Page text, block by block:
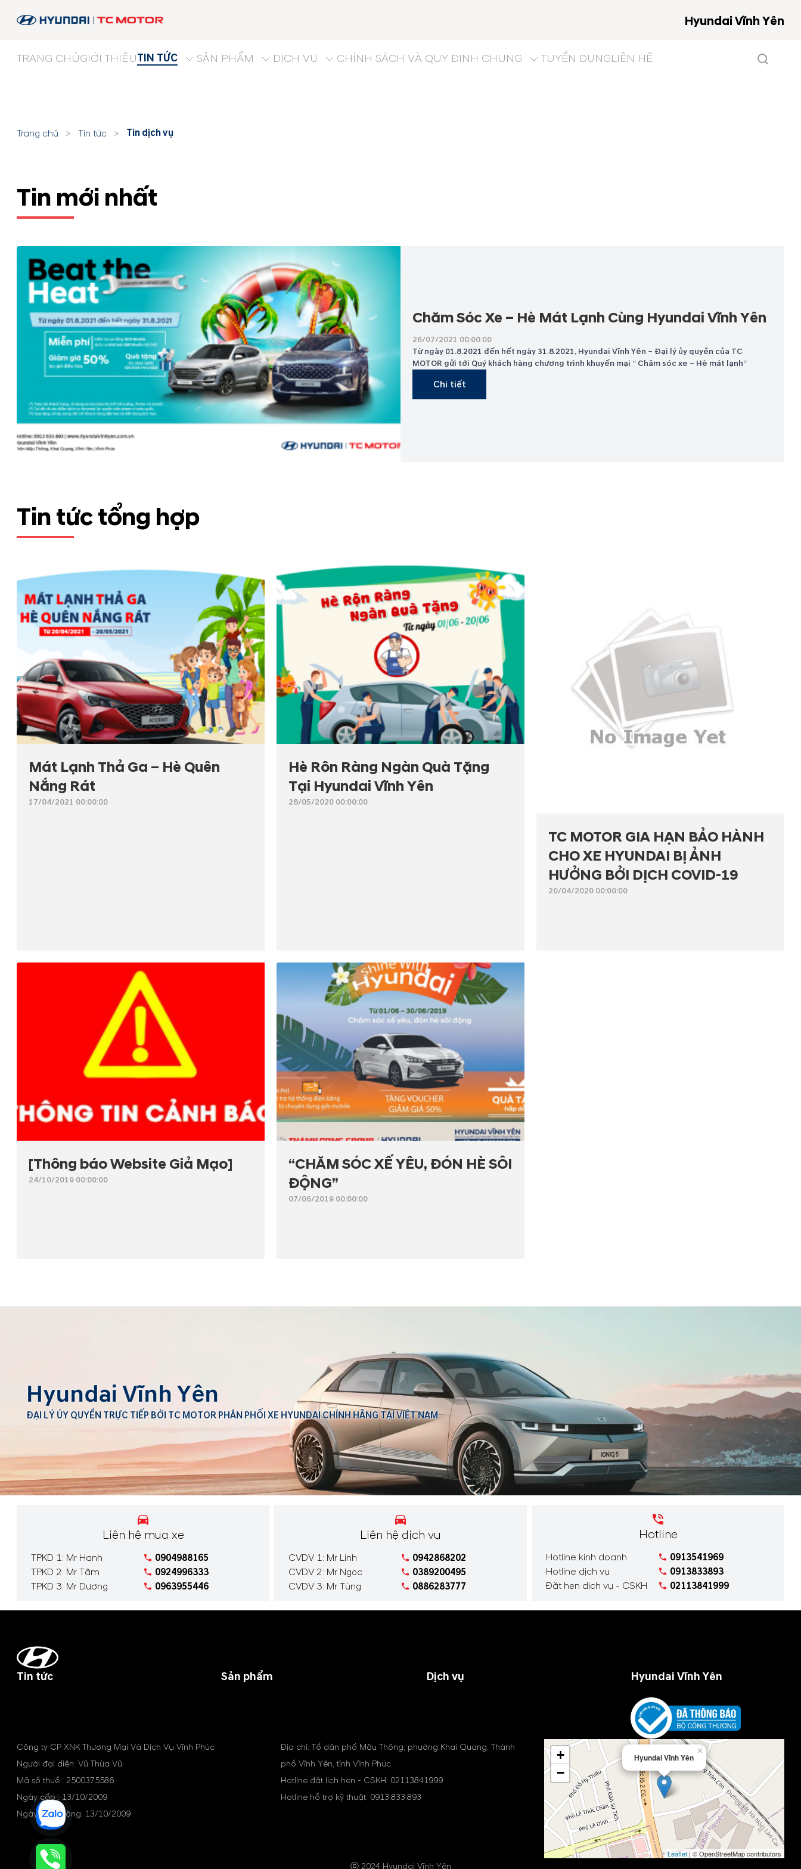
Hyundai Vĩnh Yên
TRANG CHỦGIỚI THIỆUTIN TỨC SẢN PHẨM DỊCH VỤ CHÍNH SÁCH VÀ QUY ĐINH CHUNG TUYỂN DỤNGLIÊN HỆ
Trang chủ > Tin tức > Tin dịch vụ
Tin mới nhất
Chăm Sóc Xe – Hè Mát Lạnh Cùng Hyundai Vĩnh Yên
26/07/2021 00:00:00
Từ ngày 01.8.2021 đến hết ngày 31.8.2021, Hyundai Vĩnh Yên – Đại lý ủy quyền của TC
MOTOR gửi tới Quý khách hàng chương trình khuyến mại “ Chăm sóc xe – Hè mát lạnh“
Chi tiết
Tin tức tổng hợp
Mát Lạnh Thả Ga – Hè Quên
Nắng Rát
17/04/2021 00:00:00
Hè Rôn Ràng Ngàn Quà Tặng
Tại Hyundai Vĩnh Yên
28/05/2020 00:00:00
TC MOTOR GIA HẠN BẢO HÀNH
CHO XE HYUNDAI BỊ ẢNH
HƯỞNG BỞI DỊCH COVID-19
20/04/2020 00:00:00
[Thông báo Website Giả Mạo]
24/10/2019 00:00:00
“CHĂM SÓC XẾ YÊU, ĐÓN HÈ SÔI
ĐỘNG”
07/06/2019 00:00:00
Hyundai Vĩnh Yên
ĐẠI LÝ ỦY QUYỀN TRỰC TIẾP BỞI TC MOTOR PHÂN PHỐI XE HYUNDAI CHÍNH HÃNG TẠI VIỆT NAM
Liên hệ mua xe
TPKD 1: Mr Hanh
TPKD 2: Mr Tâm
TPKD 3: Mr Dương
0904988165
0924996333
0963955446
Liên hệ dịch vụ
CVDV 1: Mr Linh
CVDV 2: Mr Ngọc
CVDV 3: Mr Tùng
0942868202
0389200495
0886283777
Hotline
Hotline kinh doanh
Hotline dịch vụ
Đặt hẹn dịch vụ - CSKH
0913541969
0913833893
02113841999
Tin tức Sản phẩm Dịch vụ Hyundai Vĩnh Yên
Công ty CP XNK Thương Mại Và Dịch Vụ Vĩnh Phúc
Người đại diện: Vũ Thừa Vũ
Mã số thuế : 2500375586
Ngày cấp : 13/10/2009
Ngày hoạt động: 13/10/2009
Địa chỉ: Tổ dân phố Mậu Thông, phường Khai Quang, Thành
phố Vĩnh Yên, tỉnh Vĩnh Phúc
Hotline đặt lịch hẹn - CSKH: 02113841999
Hotline hỗ trợ kỹ thuật: 0913.833.893
Hyundai Vĩnh Yên
×
+
−
Leaflet| © OpenStreetMap contributors
ⓒ 2024 Hyundai Vĩnh Yên